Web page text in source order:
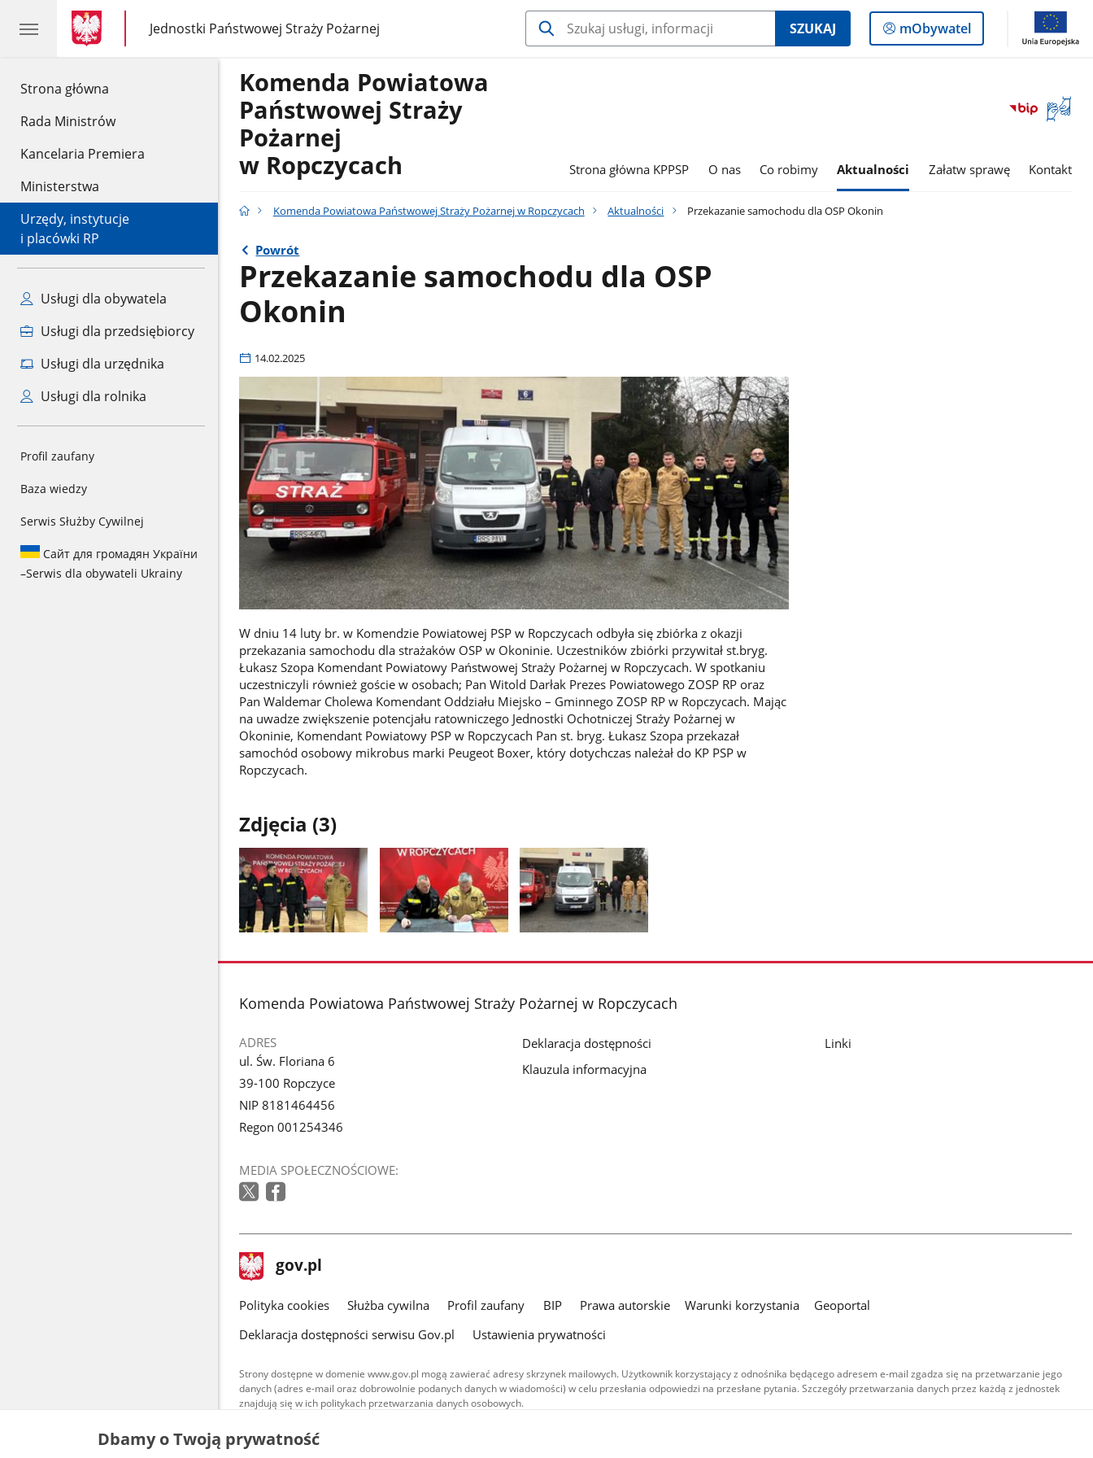
Strona główna
Rada Ministrów
Kancelaria Premiera
Ministerstwa
Urzędy, instytucje
i placówki RP
Usługi dla obywatela
Usługi dla przedsiębiorcy
Usługi dla urzędnika
Usługi dla rolnika
Profil zaufany
Baza wiedzy
Serwis Służby Cywilnej
Сайт для громадян України
–Serwis dla obywateli Ukrainy
gov.pl
gov.pl
Jednostki Państwowej Straży Pożarnej
gov.pl
Jednostki
Państwowej
SZUKAJ
Logowanie
do
mObywatel
Otwórz
okno
języka
Komenda Powiatowa
Państwowej Straży
Pożarnej
w Ropczycach
Strona główna KPPSP O nas Co robimy Aktualności Załatw sprawę Kontakt
Komenda Powiatowa Państwowej Straży Pożarnej w Ropczycach Aktualności Przekazanie samochodu dla OSP Okonin
Powrót
Przekazanie samochodu dla OSP
Okonin
14.02.2025
W dniu 14 luty br. w Komendzie Powiatowej PSP w Ropczycach odbyła się zbiórka z okazji
przekazania samochodu dla strażaków OSP w Okoninie. Uczestników zbiórki przywitał st.bryg.
Łukasz Szopa Komendant Powiatowy Państwowej Straży Pożarnej w Ropczycach. W spotkaniu
uczestniczyli również goście w osobach; Pan Witold Darłak Prezes Powiatowego ZOSP RP oraz
Pan Waldemar Cholewa Komendant Oddziału Miejsko – Gminnego ZOSP RP w Ropczycach. Mając
na uwadze zwiększenie potencjału ratowniczego Jednostki Ochotniczej Straży Pożarnej w
Okoninie, Komendant Powiatowy PSP w Ropczycach Pan st. bryg. Łukasz Szopa przekazał
samochód osobowy mikrobus marki Peugeot Boxer, który dotychczas należał do KP PSP w
Ropczycach.
Zdjęcia (3)
zdjęcie
galerii.
zdjęcie
galerii.
zdjęcie
galerii.
stopka
Komenda Powiatowa Państwowej Straży Pożarnej w Ropczycach
ADRES
ul. Św. Floriana 6
39-100 Ropczyce
NIP 8181464456
Regon 001254346
MEDIA SPOŁECZNOŚCIOWE:
Deklaracja dostępności
Klauzula informacyjna
Linki
stopka
gov.pl Strona
gov.pl
gov.pl
Polityka cookies Służba cywilna Profil zaufany BIP Prawa autorskie Warunki korzystania
Geoportal
Deklaracja dostępności serwisu Gov.pl
Ustawienia prywatności
Strony dostępne w domenie www.gov.pl mogą zawierać adresy skrzynek mailowych. Użytkownik korzystający z odnośnika będącego adresem e-mail zgadza się na przetwarzanie jego
danych (adres e-mail oraz dobrowolnie podanych danych w wiadomości) w celu przesłania odpowiedzi na przesłane pytania. Szczegóły przetwarzania danych przez każdą z jednostek
znajdują się w ich politykach przetwarzania danych osobowych.
Treści tekstowe publikowane w serwisie (z wyłączeniem treści audiowizualnych), są
udostępniane na licencji typu Creative Commons: uznanie autorstwa - na tych samych
Dbamy o Twoją prywatność